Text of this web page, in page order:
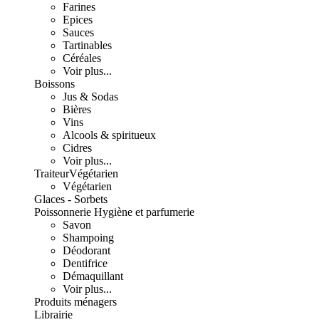
Farines
Epices
Sauces
Tartinables
Céréales
Voir plus...
Boissons
Jus & Sodas
Bières
Vins
Alcools & spiritueux
Cidres
Voir plus...
TraiteurVégétarien
Végétarien
Glaces - Sorbets
Poissonnerie Hygiène et parfumerie
Savon
Shampoing
Déodorant
Dentifrice
Démaquillant
Voir plus...
Produits ménagers
Librairie